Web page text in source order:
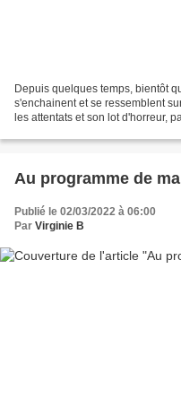
Depuis quelques temps, bientôt
s'enchainent et se ressemblent
les attentats et son lot d'horreur,
Au programme de
Publié le 02/03/2022 à 06:00
Par Virginie B